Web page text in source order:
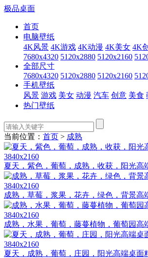
极品桌面
首页
电脑壁纸
4K风景 4K游戏 4K动漫 4K美女 4K
7680x4320 5120x2880 5120x2160
全部尺寸
7680x4320 5120x2880 5120x2160
手机壁纸
风景 游戏 美女 动漫 汽车 创意 美食
热门壁纸
当前位置： 首页 > 成熟
3840x2160
夏天，紫色，葡萄，成熟，收获，阳光高
3840x2160
成熟，草莓，浆果，花卉，绿色，背景高
3840x2160
成熟，水果，葡萄，藤蔓植物，葡萄园高
3840x2160
夏天，成熟，葡萄，庄园，阳光高端桌面